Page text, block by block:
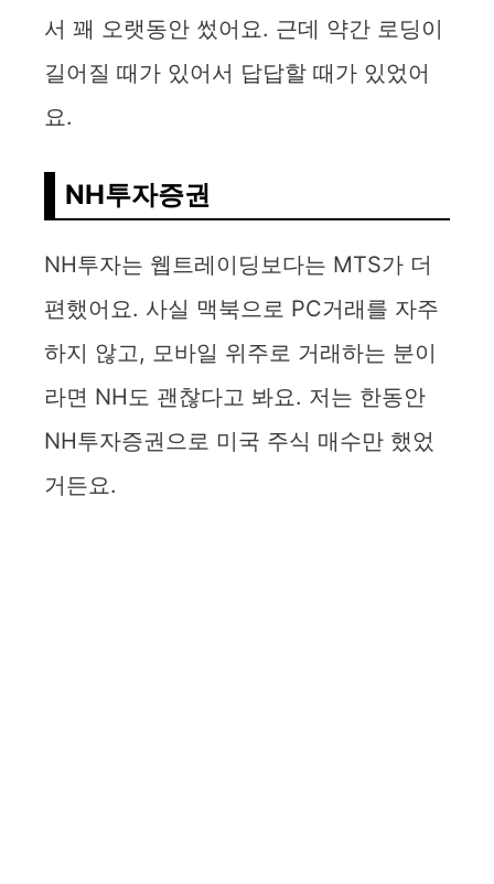
서 꽤 오랫동안 썼어요. 근데 약간 로딩이
길어질 때가 있어서 답답할 때가 있었어
요.
NH투자증권
NH투자는 웹트레이딩보다는 MTS가 더
편했어요. 사실 맥북으로 PC거래를 자주
하지 않고, 모바일 위주로 거래하는 분이
라면 NH도 괜찮다고 봐요. 저는 한동안
NH투자증권으로 미국 주식 매수만 했었
거든요.